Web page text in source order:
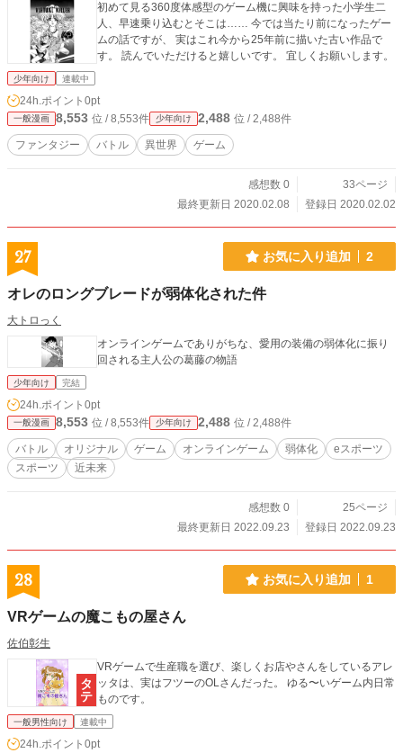
初めて見る360度体感型のゲーム機に興味を持った小学生二
人、早速乗り込むとそこは…… 今では当たり前になったゲー
ムの話ですが、 実はこれ今から25年前に描いた古い作品で
す。 読んでいただけると嬉しいです。 宜しくお願いします。
少年向け 連載中
24h.ポイント 0pt
一般漫画 8,553 位 / 8,553件 少年向け 2,488 位 / 2,488件
ファンタジー バトル 異世界 ゲーム
感想数 0
33ページ
最終更新日 2020.02.08
登録日 2020.02.02
27 お気に入り追加 2
オレのロングブレードが弱体化された件
大トロっく
オンラインゲームでありがちな、愛用の装備の弱体化に振り
回される主人公の葛藤の物語
少年向け 完結
24h.ポイント 0pt
一般漫画 8,553 位 / 8,553件 少年向け 2,488 位 / 2,488件
バトル オリジナル ゲーム オンラインゲーム 弱体化
eスポーツ
スポーツ
近未来
感想数 0
25ページ
最終更新日 2022.09.23
登録日 2022.09.23
28 お気に入り追加 1
VRゲームの魔こもの屋さん
佐伯彰生
VRゲームで生産職を選び、楽しくお店やさんをしているアレ
ッタは、実はフツーのOLさんだった。 ゆる〜いゲーム内日常
ものです。
一般男性向け 連載中
24h.ポイント 0pt